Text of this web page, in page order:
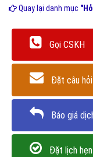
Quay lại danh mục
Gọi CSKH
Đặt câu hỏi
Báo giá
Đặt lịch hẹn